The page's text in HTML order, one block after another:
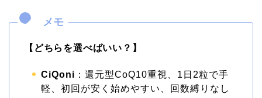
【どちらを選べばいい？】
CiQoni ：還元型CoQ10重視、1日2粒で手
軽、初回が安く始めやすい、回数縛りなし